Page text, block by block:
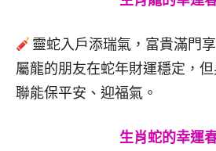
靈蛇入戶添瑞氣，富貴滿門
屬龍的朋友在蛇年財運穩定，
聯能保平安、迎福氣。
生肖蛇的幸運